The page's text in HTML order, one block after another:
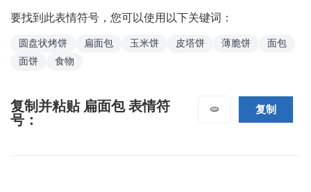
要找到此表情符号，您可以使用以下关键词：
圆盘状烤饼 扁面包 玉米饼 皮塔饼 薄脆饼
面包
面饼
食物
复制并粘贴 扁面包 表情符
号：
🫓 复制